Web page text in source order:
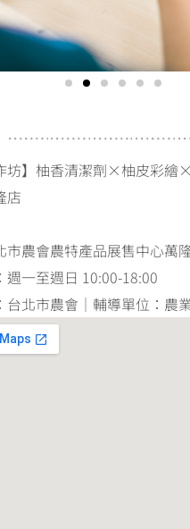
坊】柚香清潔劑×柚皮彩繪
店​
市農會農特產品展售中心萬
週一至週日 10:00-18:00
台北市農會｜輔導單位：農